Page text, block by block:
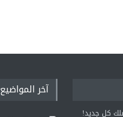
كل جديد!
آخر المواضيع